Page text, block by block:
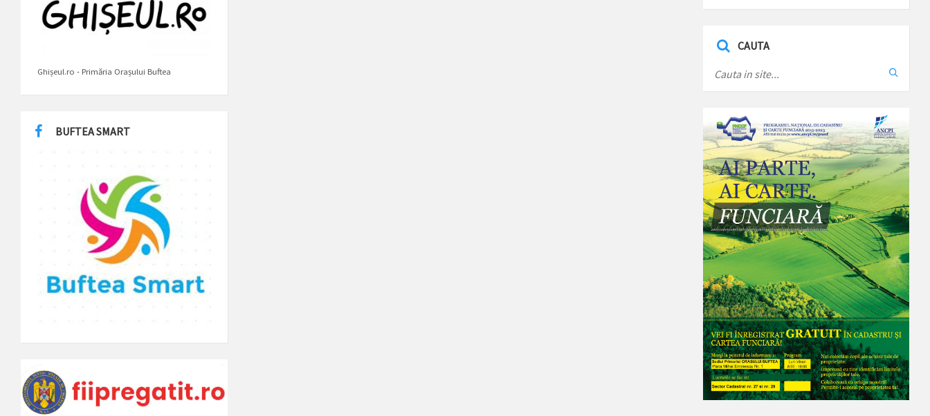
Ghișeul.ro - Primăria Orașului Buftea
BUFTEA SMART
CAUTA